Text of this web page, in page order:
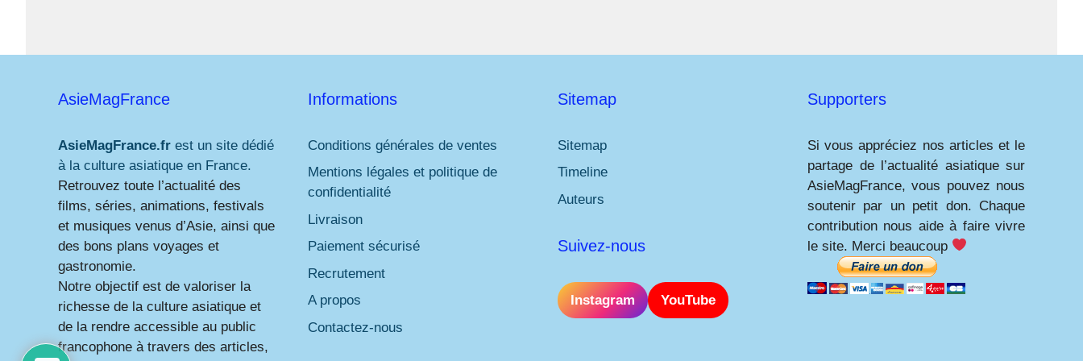
AsieMagFrance
AsieMagFrance.fr est un site dédié
à la culture asiatique en France.
Retrouvez toute l’actualité des
films, séries, animations, festivals
et musiques venus d’Asie, ainsi que
des bons plans voyages et
gastronomie.
Notre objectif est de valoriser la
richesse de la culture asiatique et
de la rendre accessible au public
francophone à travers des articles,
Informations
Conditions générales de ventes
Mentions légales et politique de
confidentialité
Livraison
Paiement sécurisé
Recrutement
A propos
Contactez-nous
Sitemap
Sitemap
Timeline
Auteurs
Suivez-nous
Instagram YouTube
Supporters
Si vous appréciez nos articles et le
partage de l’actualité asiatique sur
AsieMagFrance, vous pouvez nous
soutenir par un petit don. Chaque
contribution nous aide à faire vivre
le site. Merci beaucoup